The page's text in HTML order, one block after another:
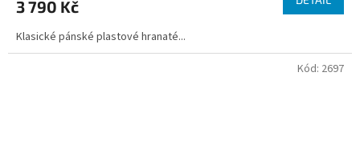
3 790 Kč
Klasické pánské plastové hranaté...
Kód: 2697